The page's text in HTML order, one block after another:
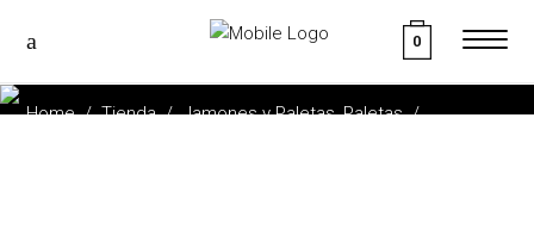
0
TIENDA
Home/Tienda/Jamones y Paletas,Paletas/